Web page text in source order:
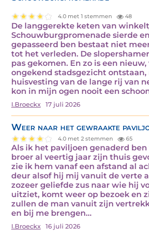
4.0 met 1 stemmen 48
De langgerekte keten van
Schouwburgpromenade sierde
gepasseerd ben bestaat niet
tot het verleden. De
pas gekomen. En zo is een
ongekend stadsgezicht ontstaan,
huisvesting van de lange rij van
kon in mijn ogen nooit een
I.Broeckx 17 juli 2026
Weer naar het gewraakte
4.0 met 2 stemmen 65
Als ik het paviljoen genaderd
broer al veertig jaar zijn thuis
zie ik hem vanaf een afstand al
deur alsof hij mij vanuit de verte
zozeer geliefde zus naar wie hij
uitziet, komt weer op bezoek en
zullen de man vanuit zijn
en bij me brengen…
I.Broeckx 16 juli 2026